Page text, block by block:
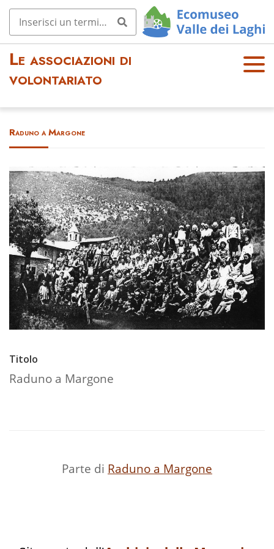
Le associazioni di
volontariato
OPE
Raduno a Margone
Titolo
Raduno a Margone
Parte di Raduno a Margone